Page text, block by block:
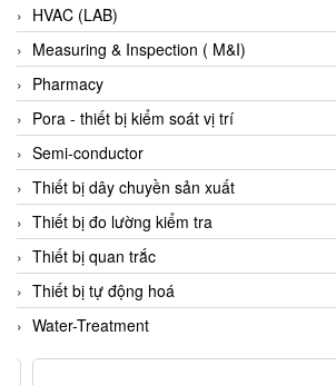
Flexim
FLIR
FLOMAG
flotron
Flow Force/ Super Green Power-Tech
Floweserve/PMV
Flowline
Flow-Mon
Flowserve
Fluke Process Instruments Vietnam
FMS Vietnam
HVAC (LAB)
Measuring & Inspection ( M&I)
Pharmacy
Pora - thiết bị kiểm soát vị trí
Semi-conductor
Thiết bị dây chuyền sản xuất
Thiết bị đo lường kiểm tra
Thiết bị quan trắc
Thiết bị tự động hoá
Water-Treatment